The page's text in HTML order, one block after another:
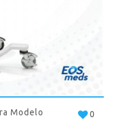
0
Modelo